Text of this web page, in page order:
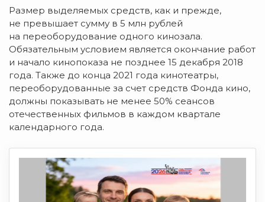
Размер выделяемых средств, как и прежде,
не превышает сумму в 5 млн рублей
на переоборудование одного кинозала.
Обязательным условием является окончание работ
и начало кинопоказа не позднее 15 декабря 2018
года. Также до конца 2021 года кинотеатры,
переоборудованные за счет средств Фонда кино,
должны показывать не менее 50% сеансов
отечественных фильмов в каждом квартале
календарного года.